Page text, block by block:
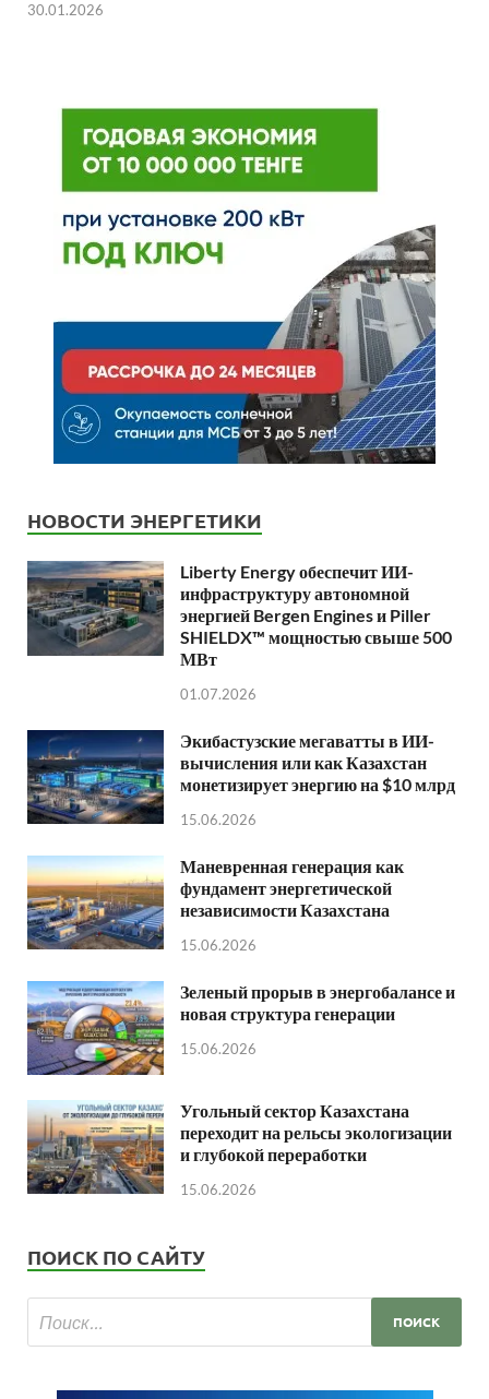
30.01.2026
НОВОСТИ ЭНЕРГЕТИКИ
Liberty Energy обеспечит ИИ-
инфраструктуру автономной
энергией Bergen Engines и Piller
SHIELDX™ мощностью свыше 500
МВт
01.07.2026
Экибастузские мегаватты в ИИ-
вычисления или как Казахстан
монетизирует энергию на $10 млрд
15.06.2026
Маневренная генерация как
фундамент энергетической
независимости Казахстана
15.06.2026
Зеленый прорыв в энергобалансе и
новая структура генерации
15.06.2026
Угольный сектор Казахстана
переходит на рельсы экологизации
и глубокой переработки
15.06.2026
ПОИСК ПО САЙТУ